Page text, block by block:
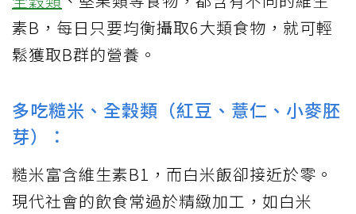
素B，每日只要均衡攝取6大類食物，就可輕
鬆獲取B群的營養。
多吃糙米、全穀類（紅豆、薏仁、小麥胚
芽）：
糙米富含維生素B1，而白米飯卻接近於零。
現代社會的飲食常過於精緻加工，如白米